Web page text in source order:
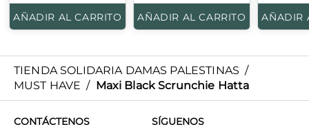
AÑADIR AL CARRITO AÑADIR AL CARRITO AÑADIR
TIENDA SOLIDARIA DAMAS PALESTINAS /
MUST HAVE / Maxi Black Scrunchie Hatta
CONTÁCTENOS
SÍGUENOS